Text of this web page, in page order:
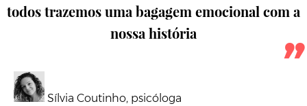
todos trazemos uma bagagem emocional com a
nossa história
Sílvia Coutinho, psicóloga